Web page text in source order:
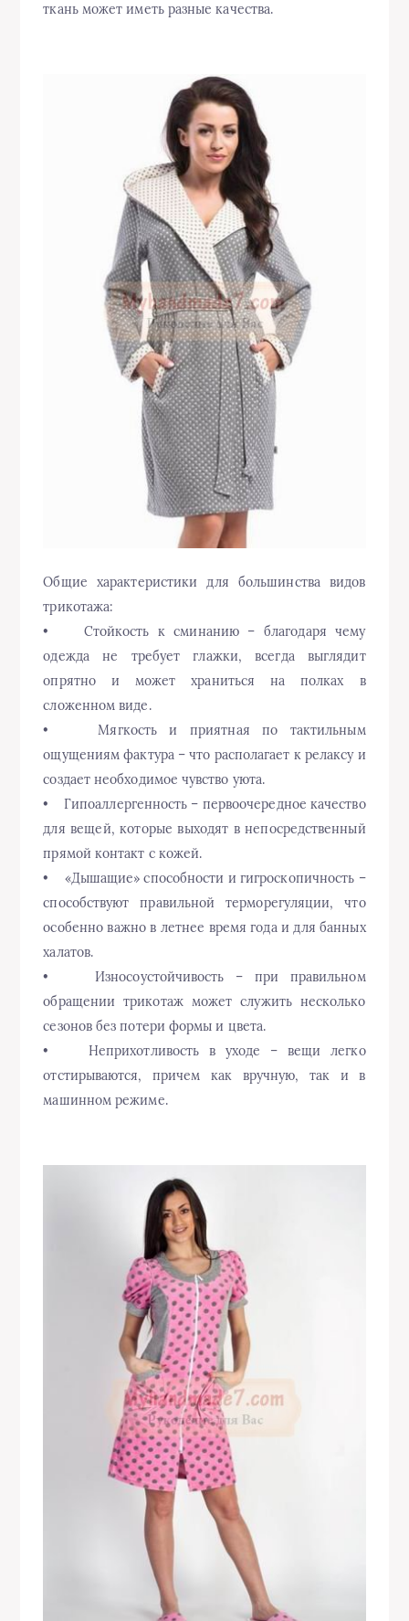
ткань может иметь разные качества.
Общие характеристики для большинства видов
трикотажа:
• Стойкость к сминанию – благодаря чему
одежда не требует глажки, всегда выглядит
опрятно и может храниться на полках в
сложенном виде.
• Мягкость и приятная по тактильным
ощущениям фактура – что располагает к релаксу и
создает необходимое чувство уюта.
• Гипоаллергенность – первоочередное качество
для вещей, которые выходят в непосредственный
прямой контакт с кожей.
• «Дышащие» способности и гигроскопичность –
способствуют правильной терморегуляции, что
особенно важно в летнее время года и для банных
халатов.
• Износоустойчивость – при правильном
обращении трикотаж может служить несколько
сезонов без потери формы и цвета.
• Неприхотливость в уходе – вещи легко
отстирываются, причем как вручную, так и в
машинном режиме.